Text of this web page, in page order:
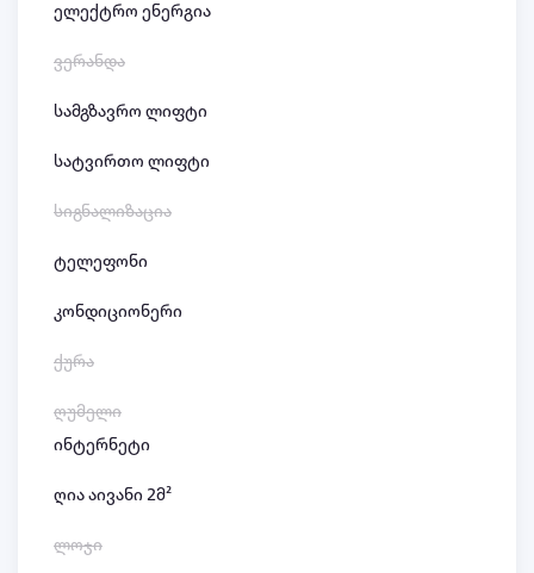
ელექტრო ენერგია
ვერანდა
სამგზავრო ლიფტი
სატვირთო ლიფტი
სიგნალიზაცია
ტელეფონი
კონდიციონერი
ქურა
ღუმელი
ინტერნეტი
ღია აივანი 2მ²
ლოჯი